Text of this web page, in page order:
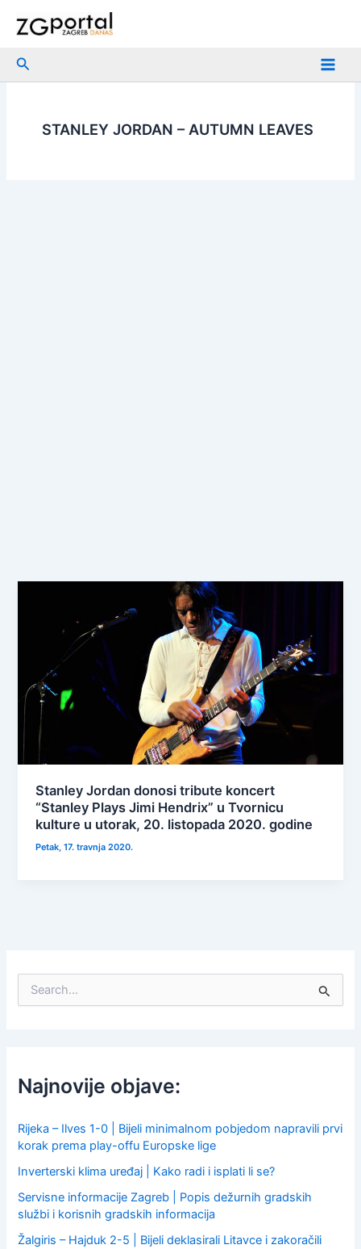
Search
STANLEY JORDAN – AUTUMN LEAVES
Stanley Jordan donosi tribute koncert
“Stanley Plays Jimi Hendrix” u Tvornicu
kulture u utorak, 20. listopada 2020. godine
Petak, 17. travnja 2020.
f
o
:
Najnovije objave:
Rijeka – Ilves 1-0 | Bijeli minimalnom pobjedom napravili prvi
korak prema play-offu Europske lige
Inverterski klima uređaj | Kako radi i isplati li se?
Servisne informacije Zagreb | Popis dežurnih gradskih
službi i korisnih gradskih informacija
Žalgiris – Hajduk 2-5 | Bijeli deklasirali Litavce i zakoračili